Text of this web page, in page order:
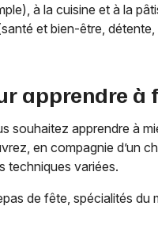
à la cuisine et à la
et bien-être,
apprendre à
souhaitez apprendre à
en compagnie d’un
techniques variées.
de fête, spécialités